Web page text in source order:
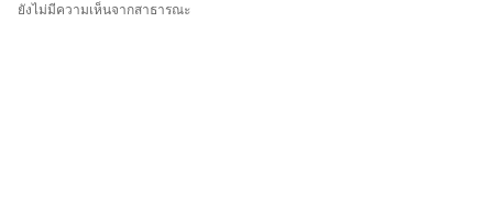
ยังไม่มีความเห็นจากสาธารณะ